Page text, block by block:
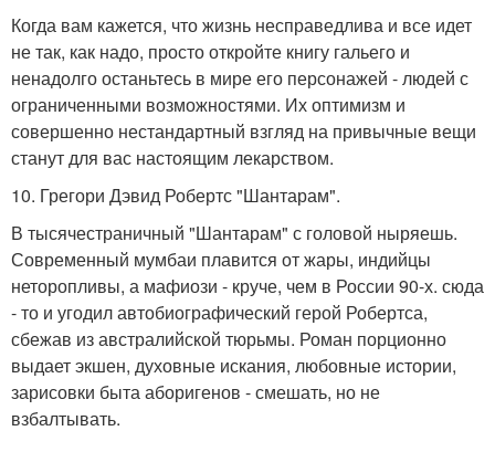
Когда вам кажется, что жизнь несправедлива и все идет
не так, как надо, просто откройте книгу гальего и
ненадолго останьтесь в мире его персонажей - людей с
ограниченными возможностями. Их оптимизм и
совершенно нестандартный взгляд на привычные вещи
станут для вас настоящим лекарством.
10. Грегори Дэвид Робертс "Шантарам".
В тысячестраничный "Шантарам" с головой ныряешь.
Современный мумбаи плавится от жары, индийцы
неторопливы, а мафиози - круче, чем в России 90-х. сюда
- то и угодил автобиографический герой Робертса,
сбежав из австралийской тюрьмы. Роман порционно
выдает экшен, духовные искания, любовные истории,
зарисовки быта аборигенов - смешать, но не
взбалтывать.